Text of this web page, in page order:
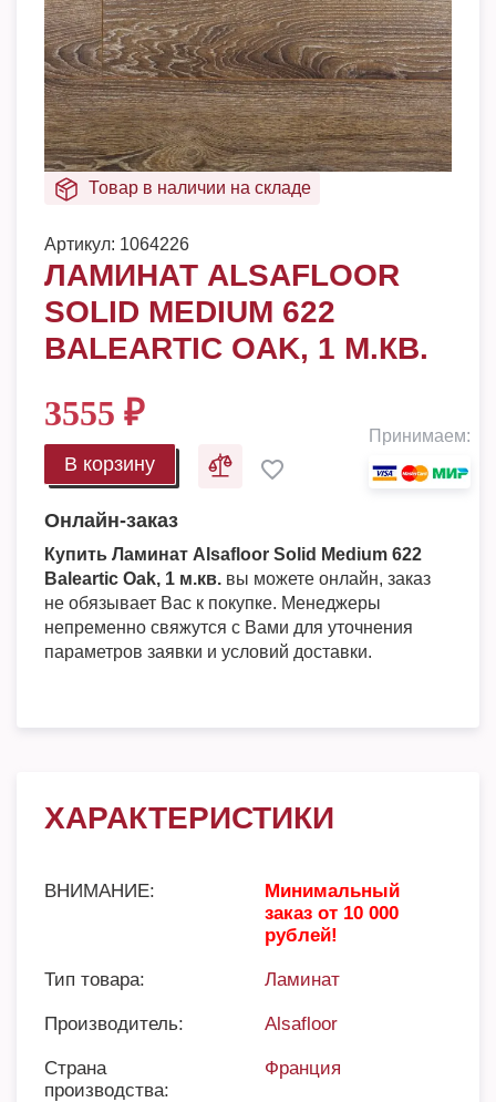
Товар в наличии на складе
Артикул: 1064226
ЛАМИНАТ ALSAFLOOR
SOLID MEDIUM 622
BALEARTIC OAK, 1 М.КВ.
3555 ₽
В корзину
Принимаем:
Онлайн-заказ
Купить Ламинат Alsafloor Solid Medium 622
Baleartic Oak, 1 м.кв. вы можете онлайн, заказ
не обязывает Вас к покупке. Менеджеры
непременно свяжутся с Вами для уточнения
параметров заявки и условий доставки.
ХАРАКТЕРИСТИКИ
ВНИМАНИЕ:
Минимальный
заказ от 10 000
рублей!
Тип товара: Ламинат
Производитель: Alsafloor
Страна
производства:
Франция